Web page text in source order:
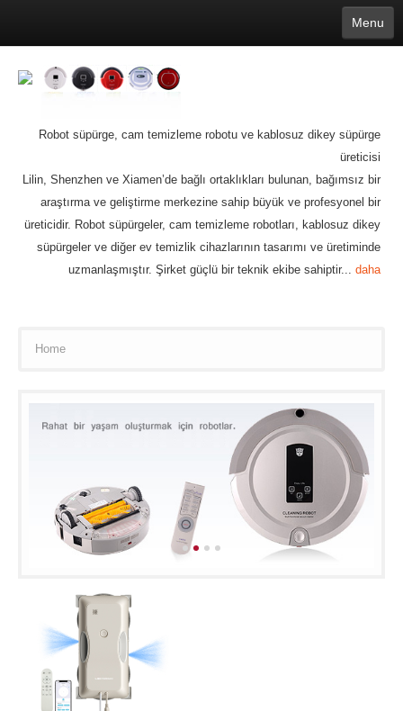
Menu
Deutsch
Português 日本語
עברית
Latvijas
Slovenija
ไทย
Suomi
Hrvatski Română Mongolian bāṅlā Norsk
Türkçe
Ўзбек тили
india Tiếng Việt íslenska Estonia
Bulgarian
Ukrainian
Slovenčina
Robot süpürge, cam temizleme robotu ve kablosuz dikey süpürge
üreticisi
Lilin, Shenzhen ve Xiamen’de bağlı ortaklıkları bulunan, bağımsız bir
araştırma ve geliştirme merkezine sahip büyük ve profesyonel bir
üreticidir. Robot süpürgeler, cam temizleme robotları, kablosuz dikey
süpürgeler ve diğer ev temizlik cihazlarının tasarımı ve üretiminde
uzmanlaşmıştır. Şirket güçlü bir teknik ekibe sahiptir... daha
Home